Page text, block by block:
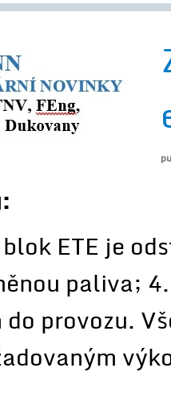
ETE je
paliva;
do provozu.